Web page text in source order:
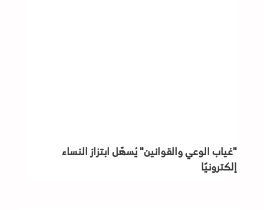
"غياب الوعي والقوانين" يُسهّل ابتزاز النساء
إلكترونيًا